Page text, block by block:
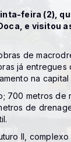
feira (2),
e visitou
de
já entregues
na capital
700 metros
de
II,